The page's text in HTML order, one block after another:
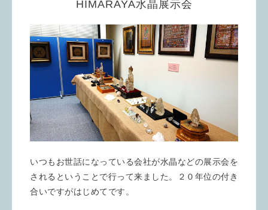
HIMARAYA水晶展示会
いつもお世話になっている会社が水晶などの展示会を
されるということで行って来ました。２０年位の付き
合いですがはじめてです。